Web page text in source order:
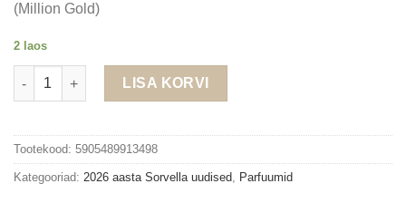
(Million Gold)
2 laos
Sorvella V618 – naiste parfüüm 50 ml EDP (inspireeritud
LISA KORVI
Tootekood: 5905489913498
Kategooriad: 2026 aasta Sorvella uudised Parfuumid